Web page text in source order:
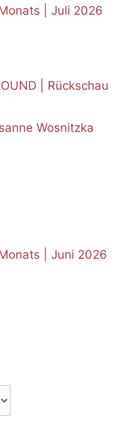
| Juli 2026
| Rückschau
Wosnitzka
| Juni 2026